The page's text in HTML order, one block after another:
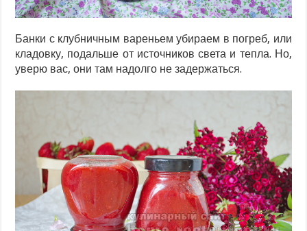
Банки с клубничным вареньем убираем в погреб, или
кладовку, подальше от источников света и тепла. Но,
уверю вас, они там надолго не задержаться.